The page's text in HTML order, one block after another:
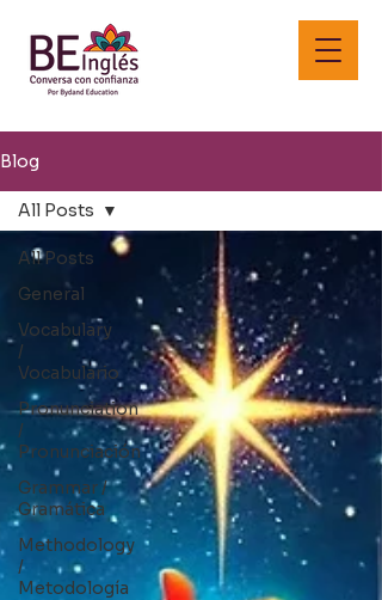
Blog
All Posts
General
Vocabulary
/
Vocabulario
Pronunciation
/
Pronunciación
Grammar /
Gramática
Methodology
/
Metodología
All Posts